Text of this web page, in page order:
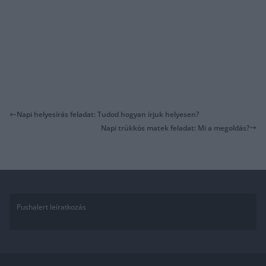
Napi helyesírás feladat: Tudod hogyan írjuk helyesen?
Napi trükkös matek feladat: Mi a megoldás?
Pushalert leíratkozás